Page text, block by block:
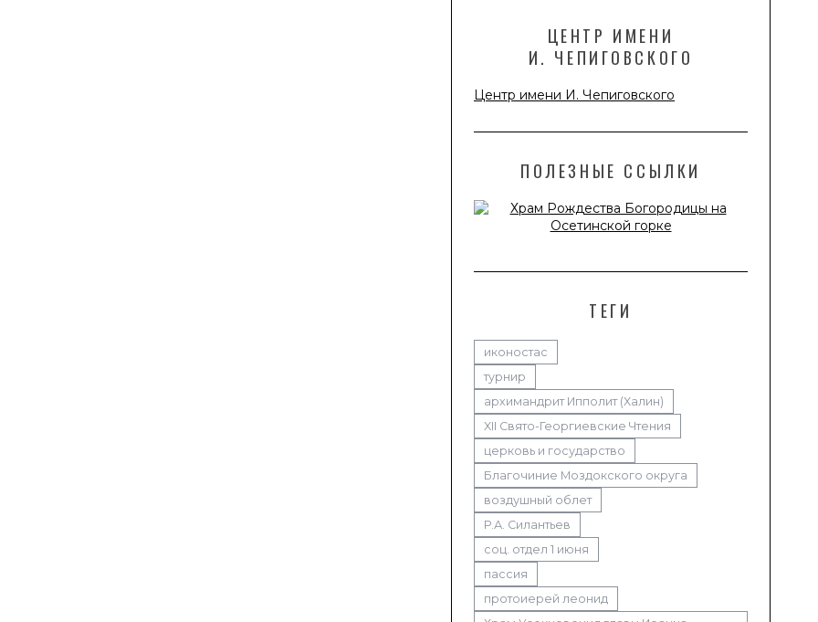
ЦЕНТР ИМЕНИ
И. ЧЕПИГОВСКОГО
Центр имени И. Чепиговского
ПОЛЕЗНЫЕ ССЫЛКИ
ТЕГИ
иконостас
турнир
архимандрит Ипполит (Халин)
XII Свято-Георгиевские Чтения
церковь и государство
Благочиние Моздокского округа
воздушный облет
Р.А. Силантьев
соц. отдел 1 июня
пассия
протоиерей леонид